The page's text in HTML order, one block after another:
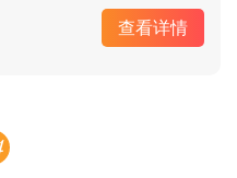
查看详情